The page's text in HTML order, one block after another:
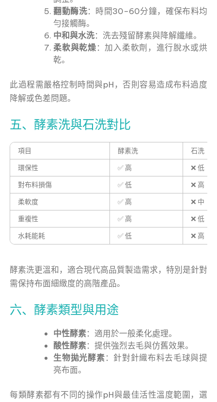
翻動酶洗：時間30–60分鐘，確保布料均
勻接觸酶。
中和與水洗：洗去殘留酵素與降解纖維。
柔軟與乾燥：加入柔軟劑，進行脫水或烘
乾。
此過程需嚴格控制時間與pH，否則容易造成布料過度
降解或色差問題。
五、酵素洗與石洗對比
項目 酵素洗
石洗
環保性
✅ 高
❌ 低
對布料損傷
✅ 低
❌ 高
柔軟度
✅ 高
❌ 中
重複性
✅ 高
❌ 低
水耗能耗
✅ 低 ❌ 高
酵素洗更溫和，適合現代高品質製造需求，特別是針對
需保持布面細緻度的高階產品。
六、酵素類型與用途
中性酵素：適用於一般柔化處理。
酸性酵素：提供強烈去毛與仿舊效果。
生物拋光酵素：針對針織布料去毛球與提
亮布面。
每類酵素都有不同的操作pH與最佳活性溫度範圍，選